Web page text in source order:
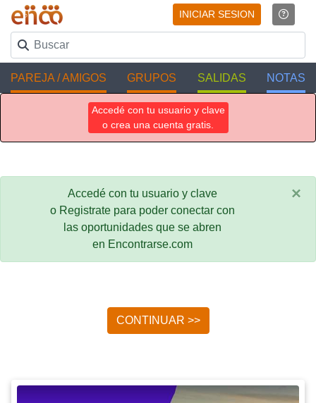
INICIAR SESION
PAREJA / AMIGOS GRUPOS SALIDAS NOTAS
Accedé con tu usuario y clave
o crea una cuenta gratis.
Accedé con tu usuario y clave
o Registrate para poder conectar con
las oportunidades que se abren
en Encontrarse.com
×
CONTINUAR >>